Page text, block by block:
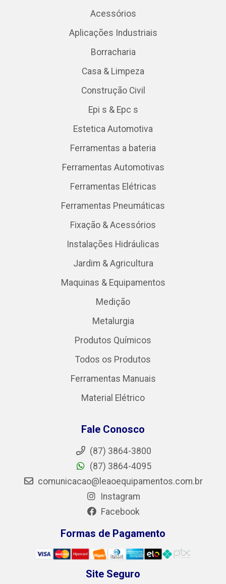
Acessórios
Aplicações Industriais
Borracharia
Casa & Limpeza
Construção Civil
Epi s & Epc s
Estetica Automotiva
Ferramentas a bateria
Ferramentas Automotivas
Ferramentas Elétricas
Ferramentas Pneumáticas
Fixação & Acessórios
Instalações Hidráulicas
Jardim & Agricultura
Maquinas & Equipamentos
Medição
Metalurgia
Produtos Químicos
Todos os Produtos
Ferramentas Manuais
Material Elétrico
Fale Conosco
(87) 3864-3800
(87) 3864-4095
comunicacao@leaoequipamentos.com.br
Instagram
Facebook
Formas de Pagamento
Site Seguro